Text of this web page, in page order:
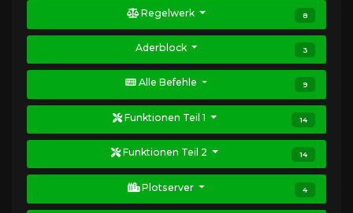
Regelwerk 8
Aderblock 3
Alle Befehle 9
Funktionen Teil 1 14
Funktionen Teil 2 14
Plotserver 4